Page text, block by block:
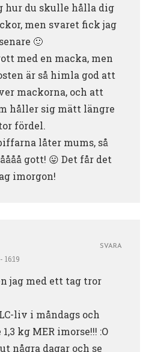
hur du skulle hålla dig
men svaret fick jag
🙂
med en macka, men
är så himla god att
mackorna, och att
håller sig mätt längre
fördel.
låter mums, så
gott! 😛 Det får det
imorgon!
jag med ett tag tror
liv i måndags och
kg MER imorse!!! :O
några dagar och se
SVARA